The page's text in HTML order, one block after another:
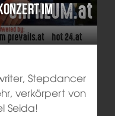
im
Stepdancer
verkörpert von
Seida!